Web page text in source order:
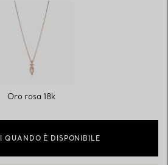
iOro rosa 18k
QUANDO È DISPONIBILE